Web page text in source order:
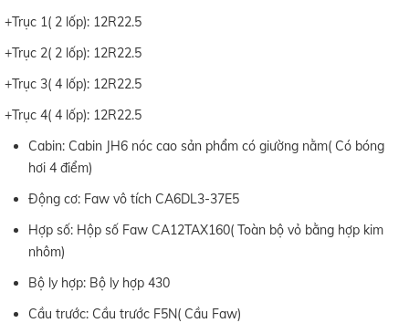
+Trục 1( 2 lốp): 12R22.5
+Trục 2( 2 lốp): 12R22.5
+Trục 3( 4 lốp): 12R22.5
+Trục 4( 4 lốp): 12R22.5
Cabin: Cabin JH6 nóc cao sản phẩm có giường nằm( Có bóng
hơi 4 điểm)
Động cơ: Faw vô tích CA6DL3-37E5
Hợp số: Hộp số Faw CA12TAX160( Toàn bộ vỏ bằng hợp kim
nhôm)
Bộ ly hợp: Bộ ly hợp 430
Cầu trước: Cầu trước F5N( Cầu Faw)